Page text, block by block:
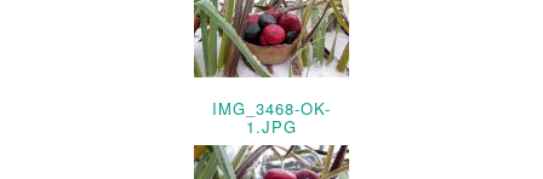
IMG_3468-OK-
1.JPG